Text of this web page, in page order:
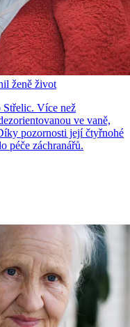
ženě život
Více než
ve vaně,
pozornosti její čtyřnohé
péče záchranářů.